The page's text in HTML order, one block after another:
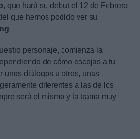
, que hará su debut el 12 de Febrero
que hemos podido ver su
.
personaje, comienza la
de cómo escojas a tu
unos diálogos u otros, unas
diferentes a las de los
será el mismo y la trama muy